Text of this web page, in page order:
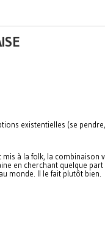
existentielles (se
à la folk, la combinaison
en cherchant quelque
monde. Il le fait plutôt bien.